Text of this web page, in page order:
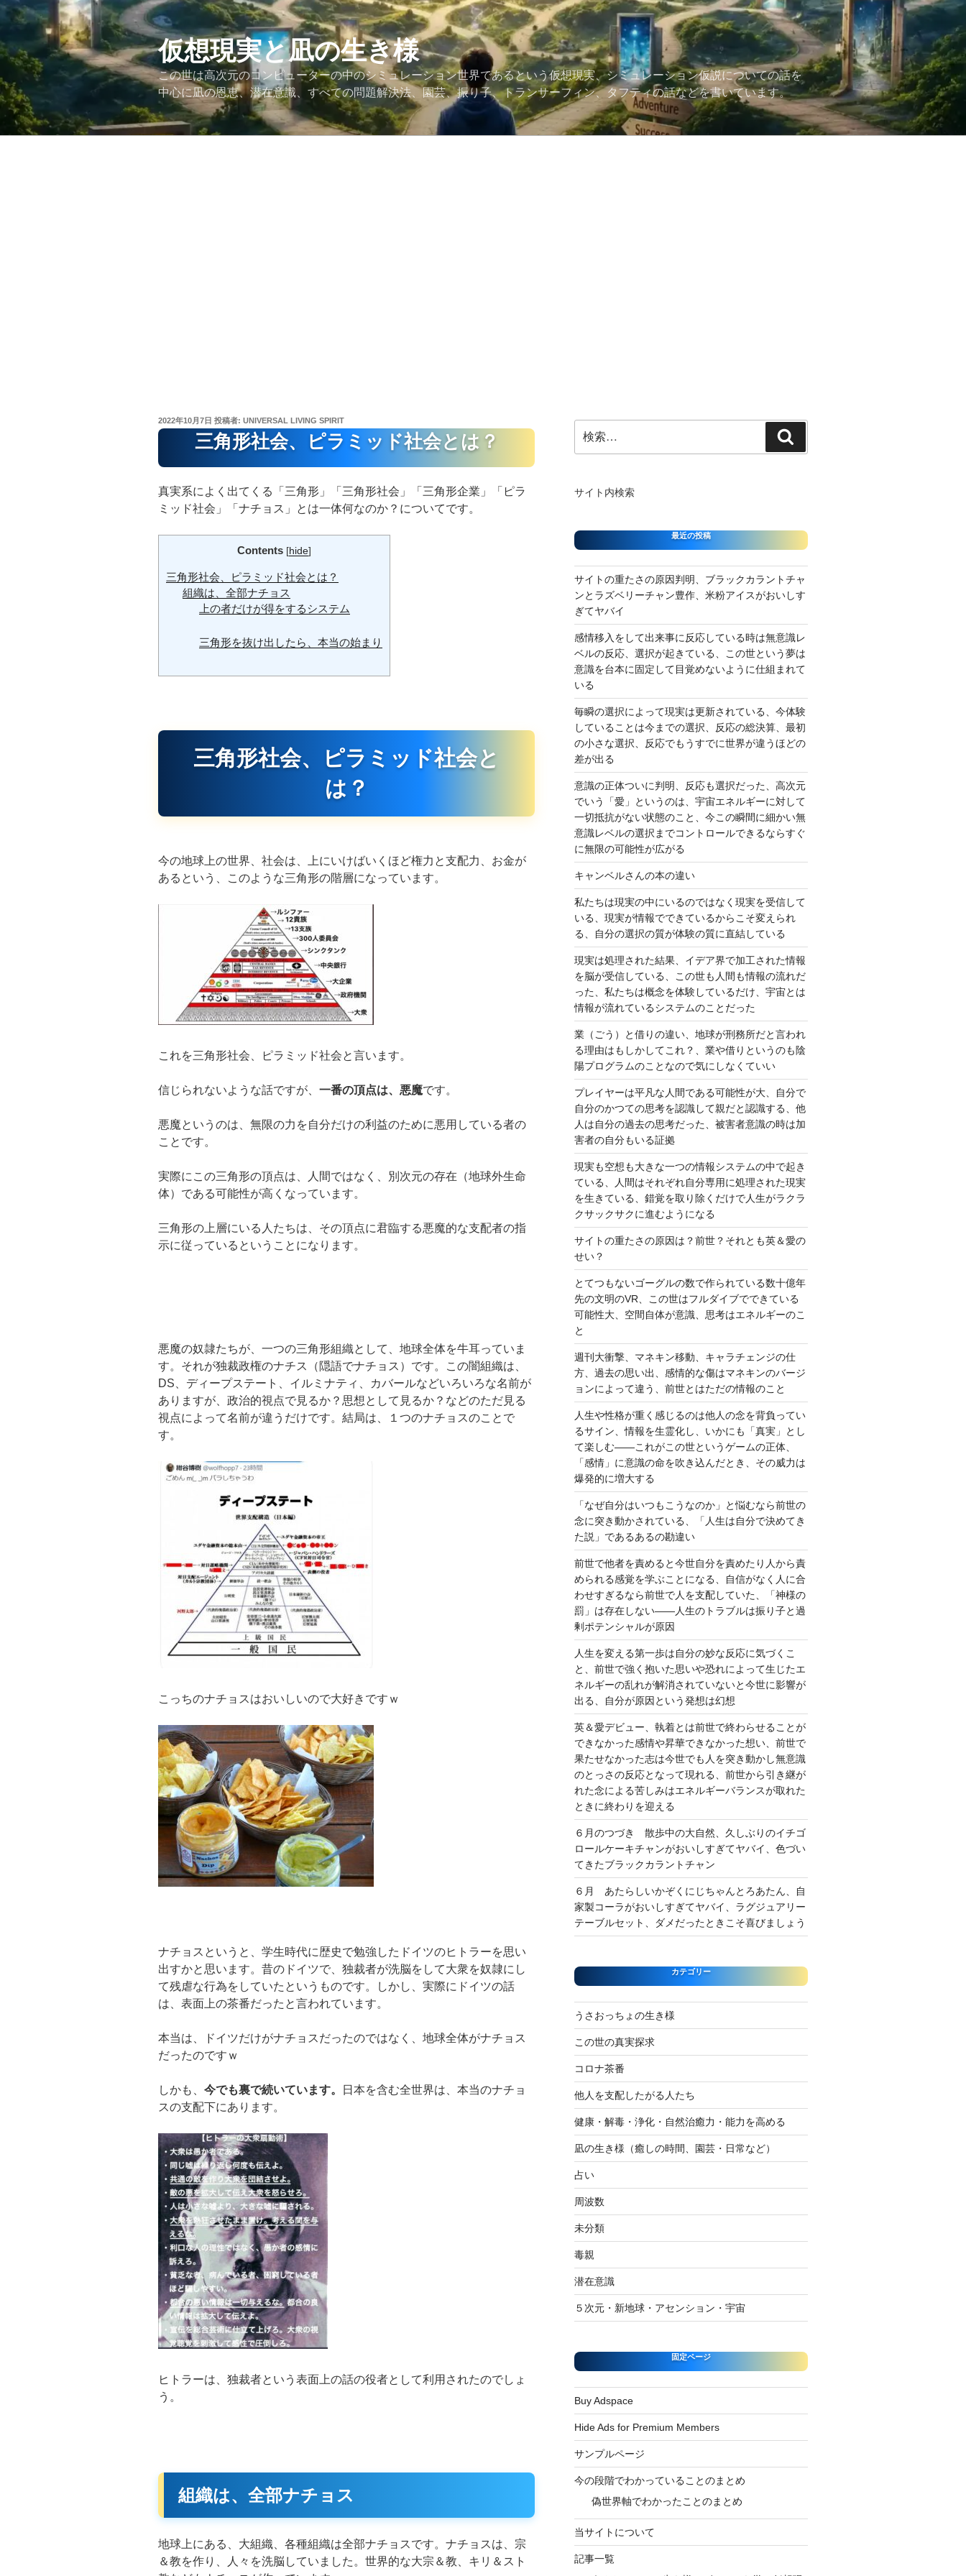
コ
テ
ン
ツ
へ
ス
仮想現実と凪の生き様
この世は高次元のコンピューターの中のシミュレーション世界であるという仮想現実、シミュレーション仮説についての話を
中心に凪の恩恵、潜在意識、すべての問題解決法、園芸、振り子、トランサーフィン、タフティの話などを書いています。
投
稿
2022年10月7日 投稿者: UNIVERSAL LIVING SPIRIT
三角形社会、ピラミッド社会とは？
真実系によく出てくる「三角形」「三角形社会」「三角形企業」「ピラ
ミッド社会」「ナチョス」とは一体何なのか？についてです。
Contents [hide]
三角形社会、ピラミッド社会とは？
組織は、全部ナチョス
上の者だけが得をするシステム
三角形を抜け出したら、本当の始まり
三角形社会、ピラミッド社会と
は？
今の地球上の世界、社会は、上にいけばいくほど権力と支配力、お金が
あるという、このような三角形の階層になっています。
これを三角形社会、ピラミッド社会と言います。
信じられないような話ですが、 一番の頂点は、悪魔です。
悪魔というのは、無限の力を自分だけの利益のために悪用している者の
ことです。
実際にこの三角形の頂点は、人間ではなく、別次元の存在（地球外生命
体）である可能性が高くなっています。
三角形の上層にいる人たちは、その頂点に君臨する悪魔的な支配者の指
示に従っているということになります。
悪魔の奴隷たちが、一つの三角形組織として、地球全体を牛耳っていま
す。それが独裁政権のナチス（隠語でナチョス）です。この闇組織は、
DS、ディープステート、イルミナティ、カバールなどいろいろな名前が
ありますが、政治的視点で見るか？思想として見るか？などのただ見る
視点によって名前が違うだけです。結局は、１つのナチョスのことで
す。
こっちのナチョスはおいしいので大好きですｗ
ナチョスというと、学生時代に歴史で勉強したドイツのヒトラーを思い
出すかと思います。昔のドイツで、独裁者が洗脳をして大衆を奴隷にし
て残虐な行為をしていたというものです。しかし、実際にドイツの話
は、表面上の茶番だったと言われています。
本当は、ドイツだけがナチョスだったのではなく、地球全体がナチョス
だったのですｗ
しかも、 今でも裏で続いています。
日本を含む全世界は、本当のナチョ
スの支配下にあります。
ヒトラーは、独裁者という表面上の話の役者として利用されたのでしょ
う。
組織は、全部ナチョス
地球上にある、大組織、各種組織は全部ナチョスです。ナチョスは、宗
＆教を作り、人々を洗脳していました。世界的な大宗＆教、キリ＆スト
索:
索
サイト内検索
最近の投稿
サイトの重たさの原因判明、ブラックカラントチャ
ンとラズベリーチャン豊作、米粉アイスがおいしす
ぎてヤバイ
感情移入をして出来事に反応している時は無意識レ
ベルの反応、選択が起きている、この世という夢は
意識を台本に固定して目覚めないように仕組まれて
いる
毎瞬の選択によって現実は更新されている、今体験
していることは今までの選択、反応の総決算、最初
の小さな選択、反応でもうすでに世界が違うほどの
差が出る
意識の正体ついに判明、反応も選択だった、高次元
でいう「愛」というのは、宇宙エネルギーに対して
一切抵抗がない状態のこと、今この瞬間に細かい無
意識レベルの選択までコントロールできるならすぐ
に無限の可能性が広がる
キャンベルさんの本の違い
私たちは現実の中にいるのではなく現実を受信して
いる、現実が情報でできているからこそ変えられ
る、自分の選択の質が体験の質に直結している
現実は処理された結果、イデア界で加工された情報
を脳が受信している、この世も人間も情報の流れだ
った、私たちは概念を体験しているだけ、宇宙とは
情報が流れているシステムのことだった
業（ごう）と借りの違い、地球が刑務所だと言われ
る理由はもしかしてこれ？、業や借りというのも陰
陽プログラムのことなので気にしなくていい
プレイヤーは平凡な人間である可能性が大、自分で
自分のかつての思考を認識して親だと認識する、他
人は自分の過去の思考だった、被害者意識の時は加
害者の自分もいる証拠
現実も空想も大きな一つの情報システムの中で起き
ている、人間はそれぞれ自分専用に処理された現実
を生きている、錯覚を取り除くだけで人生がラクラ
クサックサクに進むようになる
サイトの重たさの原因は？前世？それとも英＆愛の
せい？
とてつもないゴーグルの数で作られている数十億年
先の文明のVR、この世はフルダイブでできている
可能性大、空間自体が意識、思考はエネルギーのこ
と
週刊大衝撃、マネキン移動、キャラチェンジの仕
方、過去の思い出、感情的な傷はマネキンのバージ
ョンによって違う、前世とはただの情報のこと
人生や性格が重く感じるのは他人の念を背負ってい
るサイン、情報を生霊化し、いかにも「真実」とし
て楽しむ――これがこの世というゲームの正体、
「感情」に意識の命を吹き込んだとき、その威力は
爆発的に増大する
「なぜ自分はいつもこうなのか」と悩むなら前世の
念に突き動かされている、「人生は自分で決めてき
た説」であるあるの勘違い
前世で他者を責めると今世自分を責めたり人から責
められる感覚を学ぶことになる、自信がなく人に合
わせすぎるなら前世で人を支配していた、「神様の
罰」は存在しない――人生のトラブルは振り子と過
剰ポテンシャルが原因
人生を変える第一歩は自分の妙な反応に気づくこ
と、前世で強く抱いた思いや恐れによって生じたエ
ネルギーの乱れが解消されていないと今世に影響が
出る、自分が原因という発想は幻想
英＆愛デビュー、執着とは前世で終わらせることが
できなかった感情や昇華できなかった想い、前世で
果たせなかった志は今世でも人を突き動かし無意識
のとっさの反応となって現れる、前世から引き継が
れた念による苦しみはエネルギーバランスが取れた
ときに終わりを迎える
６月のつづき 散歩中の大自然、久しぶりのイチゴ
ロールケーキチャンがおいしすぎてヤバイ、色づい
てきたブラックカラントチャン
６月 あたらしいかぞくにじちゃんとろあたん、自
家製コーラがおいしすぎてヤバイ、ラグジュアリー
テーブルセット、ダメだったときこそ喜びましょう
カテゴリー
うさおっちょの生き様
この世の真実探求
コロナ茶番
他人を支配したがる人たち
健康・解毒・浄化・自然治癒力・能力を高める
凪の生き様（癒しの時間、園芸・日常など）
占い
周波数
未分類
毒親
潜在意識
５次元・新地球・アセンション・宇宙
固定ページ
Buy Adspace
Hide Ads for Premium Members
サンプルページ
今の段階でわかっていることのまとめ
偽世界軸でわかったことのまとめ
当サイトについて
記事一覧